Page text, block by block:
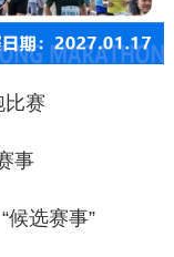
比赛
事
候选赛事”